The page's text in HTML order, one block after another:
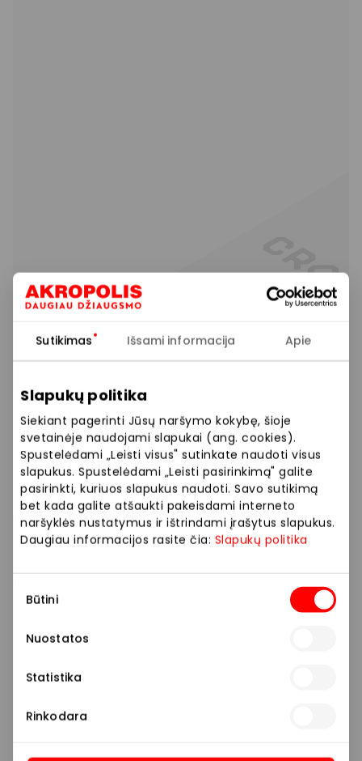
Sutikimas Išsami informacija Apie
Slapukų politika
Siekiant pagerinti Jūsų naršymo kokybę, šioje
svetainėje naudojami slapukai (ang. cookies).
Spustelėdami „Leisti visus" sutinkate naudoti visus
slapukus. Spustelėdami „Leisti pasirinkimą" galite
pasirinkti, kuriuos slapukus naudoti. Savo sutikimą
bet kada galite atšaukti pakeisdami interneto
naršyklės nustatymus ir ištrindami įrašytus slapukus.
Daugiau informacijos rasite čia: Slapukų politika
pasirinkimas
Būtini
Nuostatos
Statistika
Rinkodara